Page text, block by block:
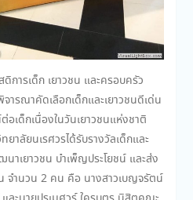
การเด็ก เยาวชน และครอบครัว
จารณาคัดเลือกเด็กและเยาวชนดีเด่น
เด็กเนื่องในวันเยาวชนแห่งชาติ
าลัยนเรศวรได้รับรางวัลเด็กและ
าเยาวชน บำเพ็ญประโยชน์ และส่ง
จำนวน 2 คน คือ นางสาวเบญจรัตน์